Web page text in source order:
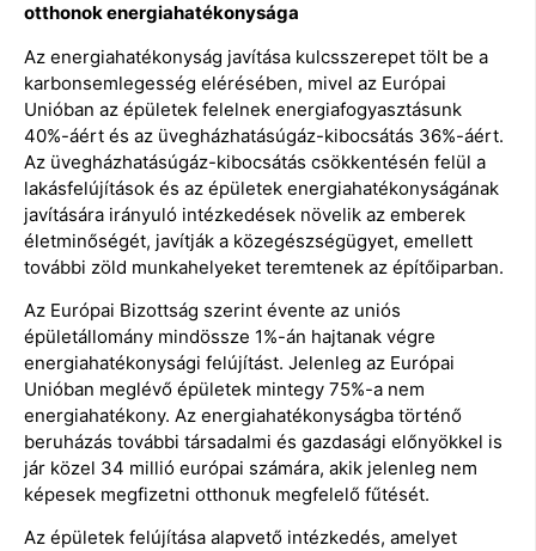
otthonok energiahatékonysága
Az energiahatékonyság javítása kulcsszerepet tölt be a
karbonsemlegesség elérésében, mivel az Európai
Unióban az épületek felelnek energiafogyasztásunk
40%-áért és az üvegházhatásúgáz-kibocsátás 36%-áért.
Az üvegházhatásúgáz-kibocsátás csökkentésén felül a
lakásfelújítások és az épületek energiahatékonyságának
javítására irányuló intézkedések növelik az emberek
életminőségét, javítják a közegészségügyet, emellett
további zöld munkahelyeket teremtenek az építőiparban.
Az Európai Bizottság szerint évente az uniós
épületállomány mindössze 1%-án hajtanak végre
energiahatékonysági felújítást. Jelenleg az Európai
Unióban meglévő épületek mintegy 75%-a nem
energiahatékony. Az energiahatékonyságba történő
beruházás további társadalmi és gazdasági előnyökkel is
jár közel 34 millió európai számára, akik jelenleg nem
képesek megfizetni otthonuk megfelelő fűtését.
Az épületek felújítása alapvető intézkedés, amelyet